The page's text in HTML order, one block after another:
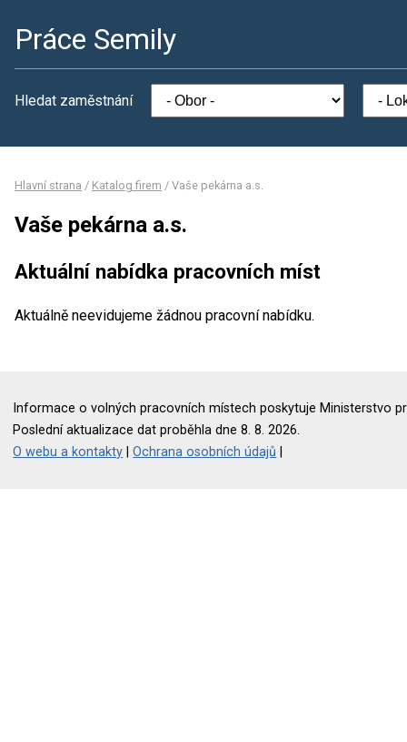
Práce Semily
Hledat zaměstnání
Hlavní strana / Katalog firem / Vaše pekárna a.s.
Vaše pekárna a.s.
Aktuální nabídka pracovních míst
Aktuálně neevidujeme žádnou pracovní nabídku.
Informace o volných pracovních místech poskytuje Ministerstvo
Poslední aktualizace dat proběhla dne 8. 8. 2026.
O webu a kontakty |Ochrana osobních údajů